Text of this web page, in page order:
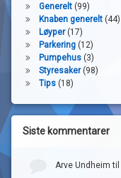
Generelt(99)
Knaben generelt(44)
Løyper(17)
Parkering(12)
Pumpehus(3)
Styresaker(98)
Tips(18)
Siste kommentarer
Arve Undheim til